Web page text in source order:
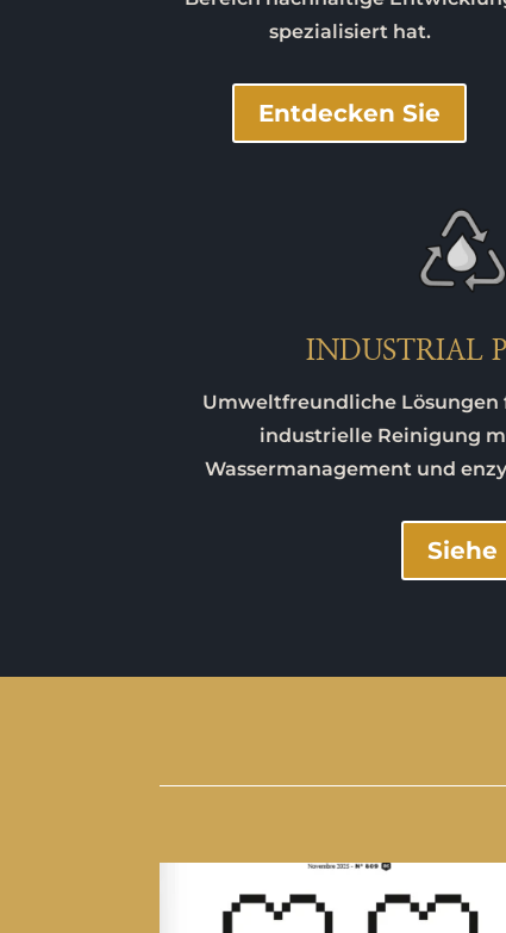
spezialisiert hat.
Entdecken Sie
INDUSTRIAL
Umweltfreundliche
industrielle Reinigung
Wassermanagement und
Siehe